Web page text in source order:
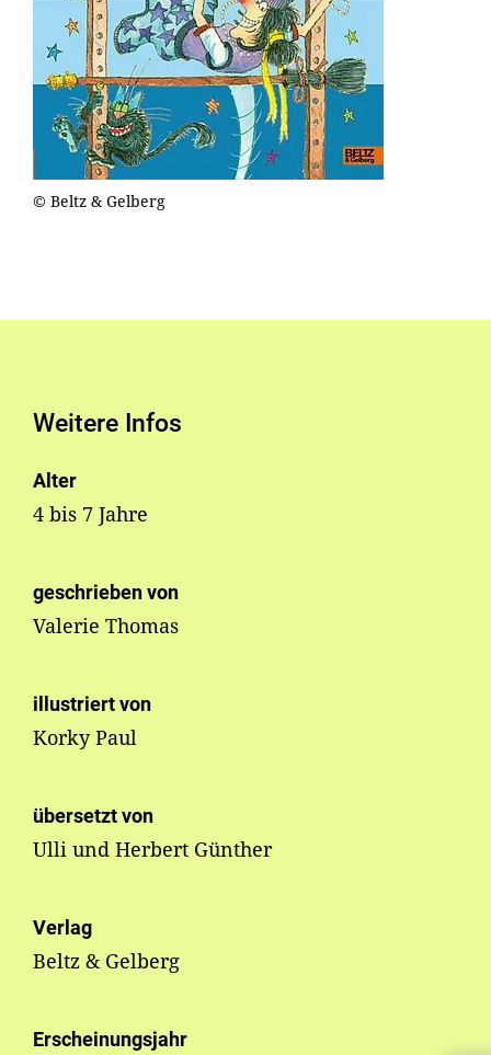
© Beltz & Gelberg
Weitere Infos
Alter
4 bis 7 Jahre
geschrieben von
Valerie Thomas
illustriert von
Korky Paul
übersetzt von
Ulli und Herbert Günther
Verlag
Beltz & Gelberg
Erscheinungsjahr